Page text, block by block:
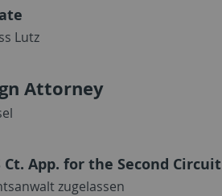
Lutz
Attorney
Ct. App. for the Second Circuit
zugelassen